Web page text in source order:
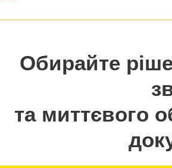
Обирайте
та миттєвого